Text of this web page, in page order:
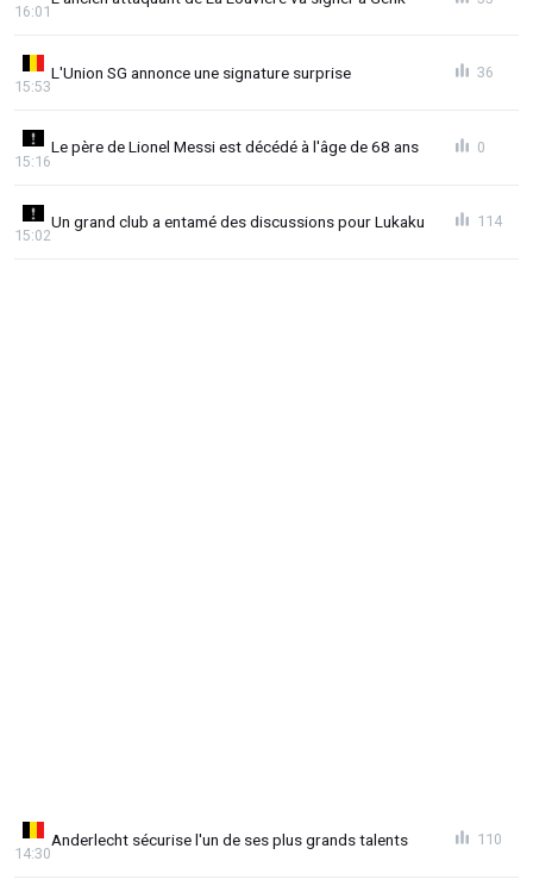
16:01
L'Union SG annonce une signature surprise
15:53
36
Le père de Lionel Messi est décédé à l'âge de 68 ans
15:16
0
Un grand club a entamé des discussions pour Lukaku
15:02
114
Anderlecht sécurise l'un de ses plus grands talents
14:30
110